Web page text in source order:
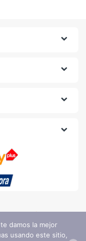
damos la mejor
usando este sitio,